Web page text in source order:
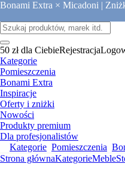
Bonami Extra × Micadoni |
50 zł dla CiebieRejestracja
Kategorie
Pomieszczenia
Bonami Extra
Inspiracje
Oferty i zniżki
Nowości
Produkty premium
Dla profesjonalistów
Kategorie Pomieszczenia
Strona głównaKategorieMeble